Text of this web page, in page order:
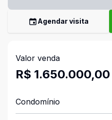
Agendar visita
Valor venda
R$ 1.650.000,00
Condomínio